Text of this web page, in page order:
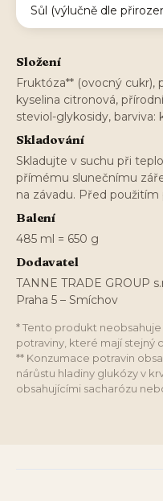
Sůl (výlučně dle
Složení
Fruktóza** (ovocný cukr),
kyselina citronová,
steviol-glykosidy,
Skladování
Skladujte v suchu při
přímému slunečnímu
na závadu. Před
Balení
485 ml = 650 g
Dodavatel
TANNE TRADE GROUP
Praha 5 – Smíchov
* Tento produkt
potraviny, které mají stejný
** Konzumace potravin
nárůstu hladiny glukózy v
obsahujícími sacharózu